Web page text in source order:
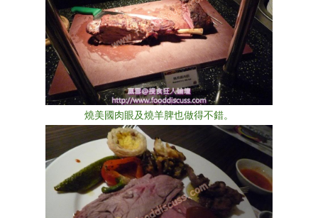
燒美國肉眼及燒羊脾也做得不錯。